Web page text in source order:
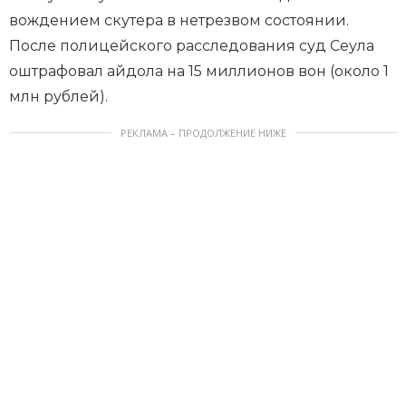
вождением скутера в нетрезвом состоянии.
После полицейского расследования суд Сеула
оштрафовал айдола на 15 миллионов вон (около 1
млн рублей).
РЕКЛАМА – ПРОДОЛЖЕНИЕ НИЖЕ